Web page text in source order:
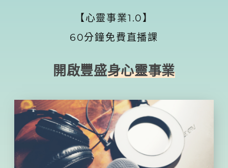
【心靈事業1.0】
60分鐘免費直播課
開啟豐盛身心靈事業